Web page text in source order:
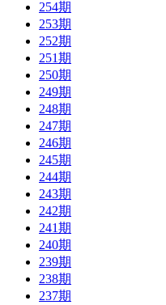
254期
253期
252期
251期
250期
249期
248期
247期
246期
245期
244期
243期
242期
241期
240期
239期
238期
237期